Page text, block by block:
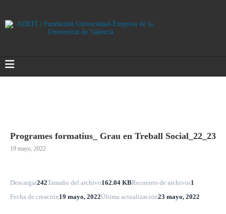
Programes formatius_ Grau en Treball Social_22_23
19 mayo, 2022
Descargar242Tamaño del archivo162.04 KBRecuento de archivos1
Fecha de creación19 mayo, 2022Última actualización23 mayo, 2022